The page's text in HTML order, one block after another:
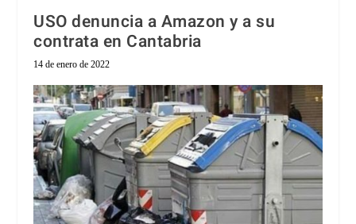
USO denuncia a Amazon y a su
contrata en Cantabria
14 de enero de 2022